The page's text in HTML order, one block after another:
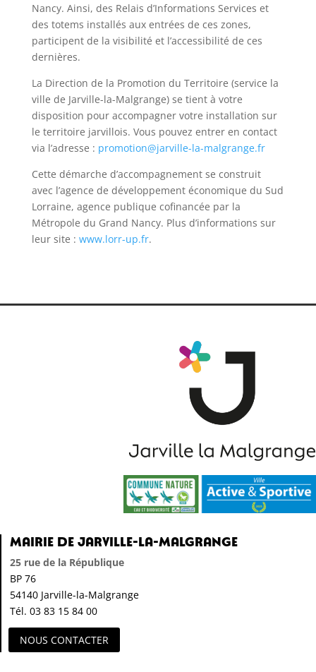
Nancy. Ainsi, des Relais d’Informations Services et
des totems installés aux entrées de ces zones,
participent de la visibilité et l’accessibilité de ces
dernières.
La Direction de la Promotion du Territoire (service la
ville de Jarville-la-Malgrange) se tient à votre
disposition pour accompagner votre installation sur
le territoire jarvillois. Vous pouvez entrer en contact
via l’adresse : promotion@jarville-la-malgrange.fr
Cette démarche d’accompagnement se construit
avec l’agence de développement économique du Sud
Lorraine, agence publique cofinancée par la
Métropole du Grand Nancy. Plus d’informations sur
leur site : www.lorr-up.fr.
Mairie de Jarville-la-Malgrange
25 rue de la République
BP 76
54140 Jarville-la-Malgrange
Tél. 03 83 15 84 00
NOUS CONTACTER